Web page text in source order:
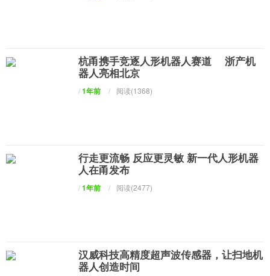
杭甬携手竞逐人形机器人赛道 浙产机
器人亮相北京
/1年前 / 阅读(1368)
行走更流畅 反应更灵敏 新一代人形机器
人在甬发布
/1年前 / 阅读(2477)
汉威科技高精度超声波传感器，让扫地机
器人创造时间